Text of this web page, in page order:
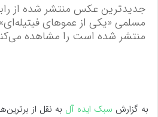
جدیدترین عکس منتشر شده از
مسلمی «یکی از عموهای
منتشر شده است را مشاهده
به گزارش سبک ایده آل به نقل از